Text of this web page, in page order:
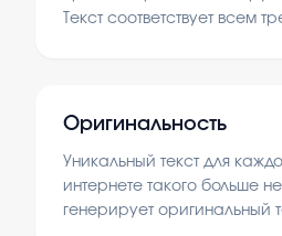
Текст соответствует всем
Оригинальность
Уникальный текст для
интернете такого больше
генерирует оригинальный